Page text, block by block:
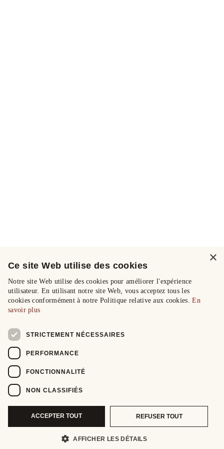
×
Ce site Web utilise des cookies
Notre site Web utilise des cookies pour améliorer l'expérience
utilisateur. En utilisant notre site Web, vous acceptez tous les
cookies conformément à notre Politique relative aux cookies.En
savoir plus
STRICTEMENT NÉCESSAIRES
PERFORMANCE
FONCTIONNALITÉ
NON CLASSIFIÉS
ACCEPTER TOUT REFUSER TOUT
AFFICHER LES DÉTAILS